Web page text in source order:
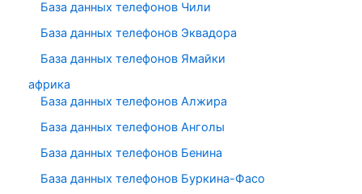
База данных телефонов Чили
База данных телефонов Эквадора
База данных телефонов Ямайки
африка
База данных телефонов Алжира
База данных телефонов Анголы
База данных телефонов Бенина
База данных телефонов Буркина-Фасо